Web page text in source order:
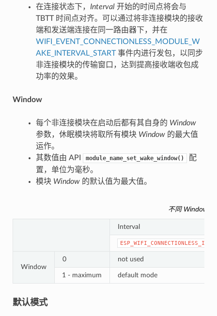
在连接状态下， Interval开始的时间点将会与
TBTT 时间点对齐。可以通过将非连接模块的接收
端和发送端连接在同一路由器下，并在
WIFI_EVENT_CONNECTIONLESS_MODULE_W
AKE_INTERVAL_START事件内进行发包，以同步
非连接模块的传输窗口，达到提高接收端收包成
功率的效果。
Window
每个非连接模块在启动后都有其自身的 Window
参数，休眠模块将取所有模块 Window的最大值
运作。
其数值由 API
module_name_set_wake_window()
配
置，单位为毫秒。
模块 Window的默认值为最大值。
不同 Window
Interval
Window
0 not used
1 - maximum default mode
默认模式